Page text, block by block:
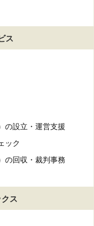
ス
の設立・運営支援
ック
の回収・裁判事務
ス